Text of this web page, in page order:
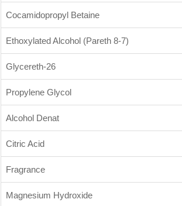
Cocamidopropyl Betaine
Ethoxylated Alcohol (Pareth 8-7)
Glycereth-26
Propylene Glycol
Alcohol Denat
Citric Acid
Fragrance
Magnesium Hydroxide